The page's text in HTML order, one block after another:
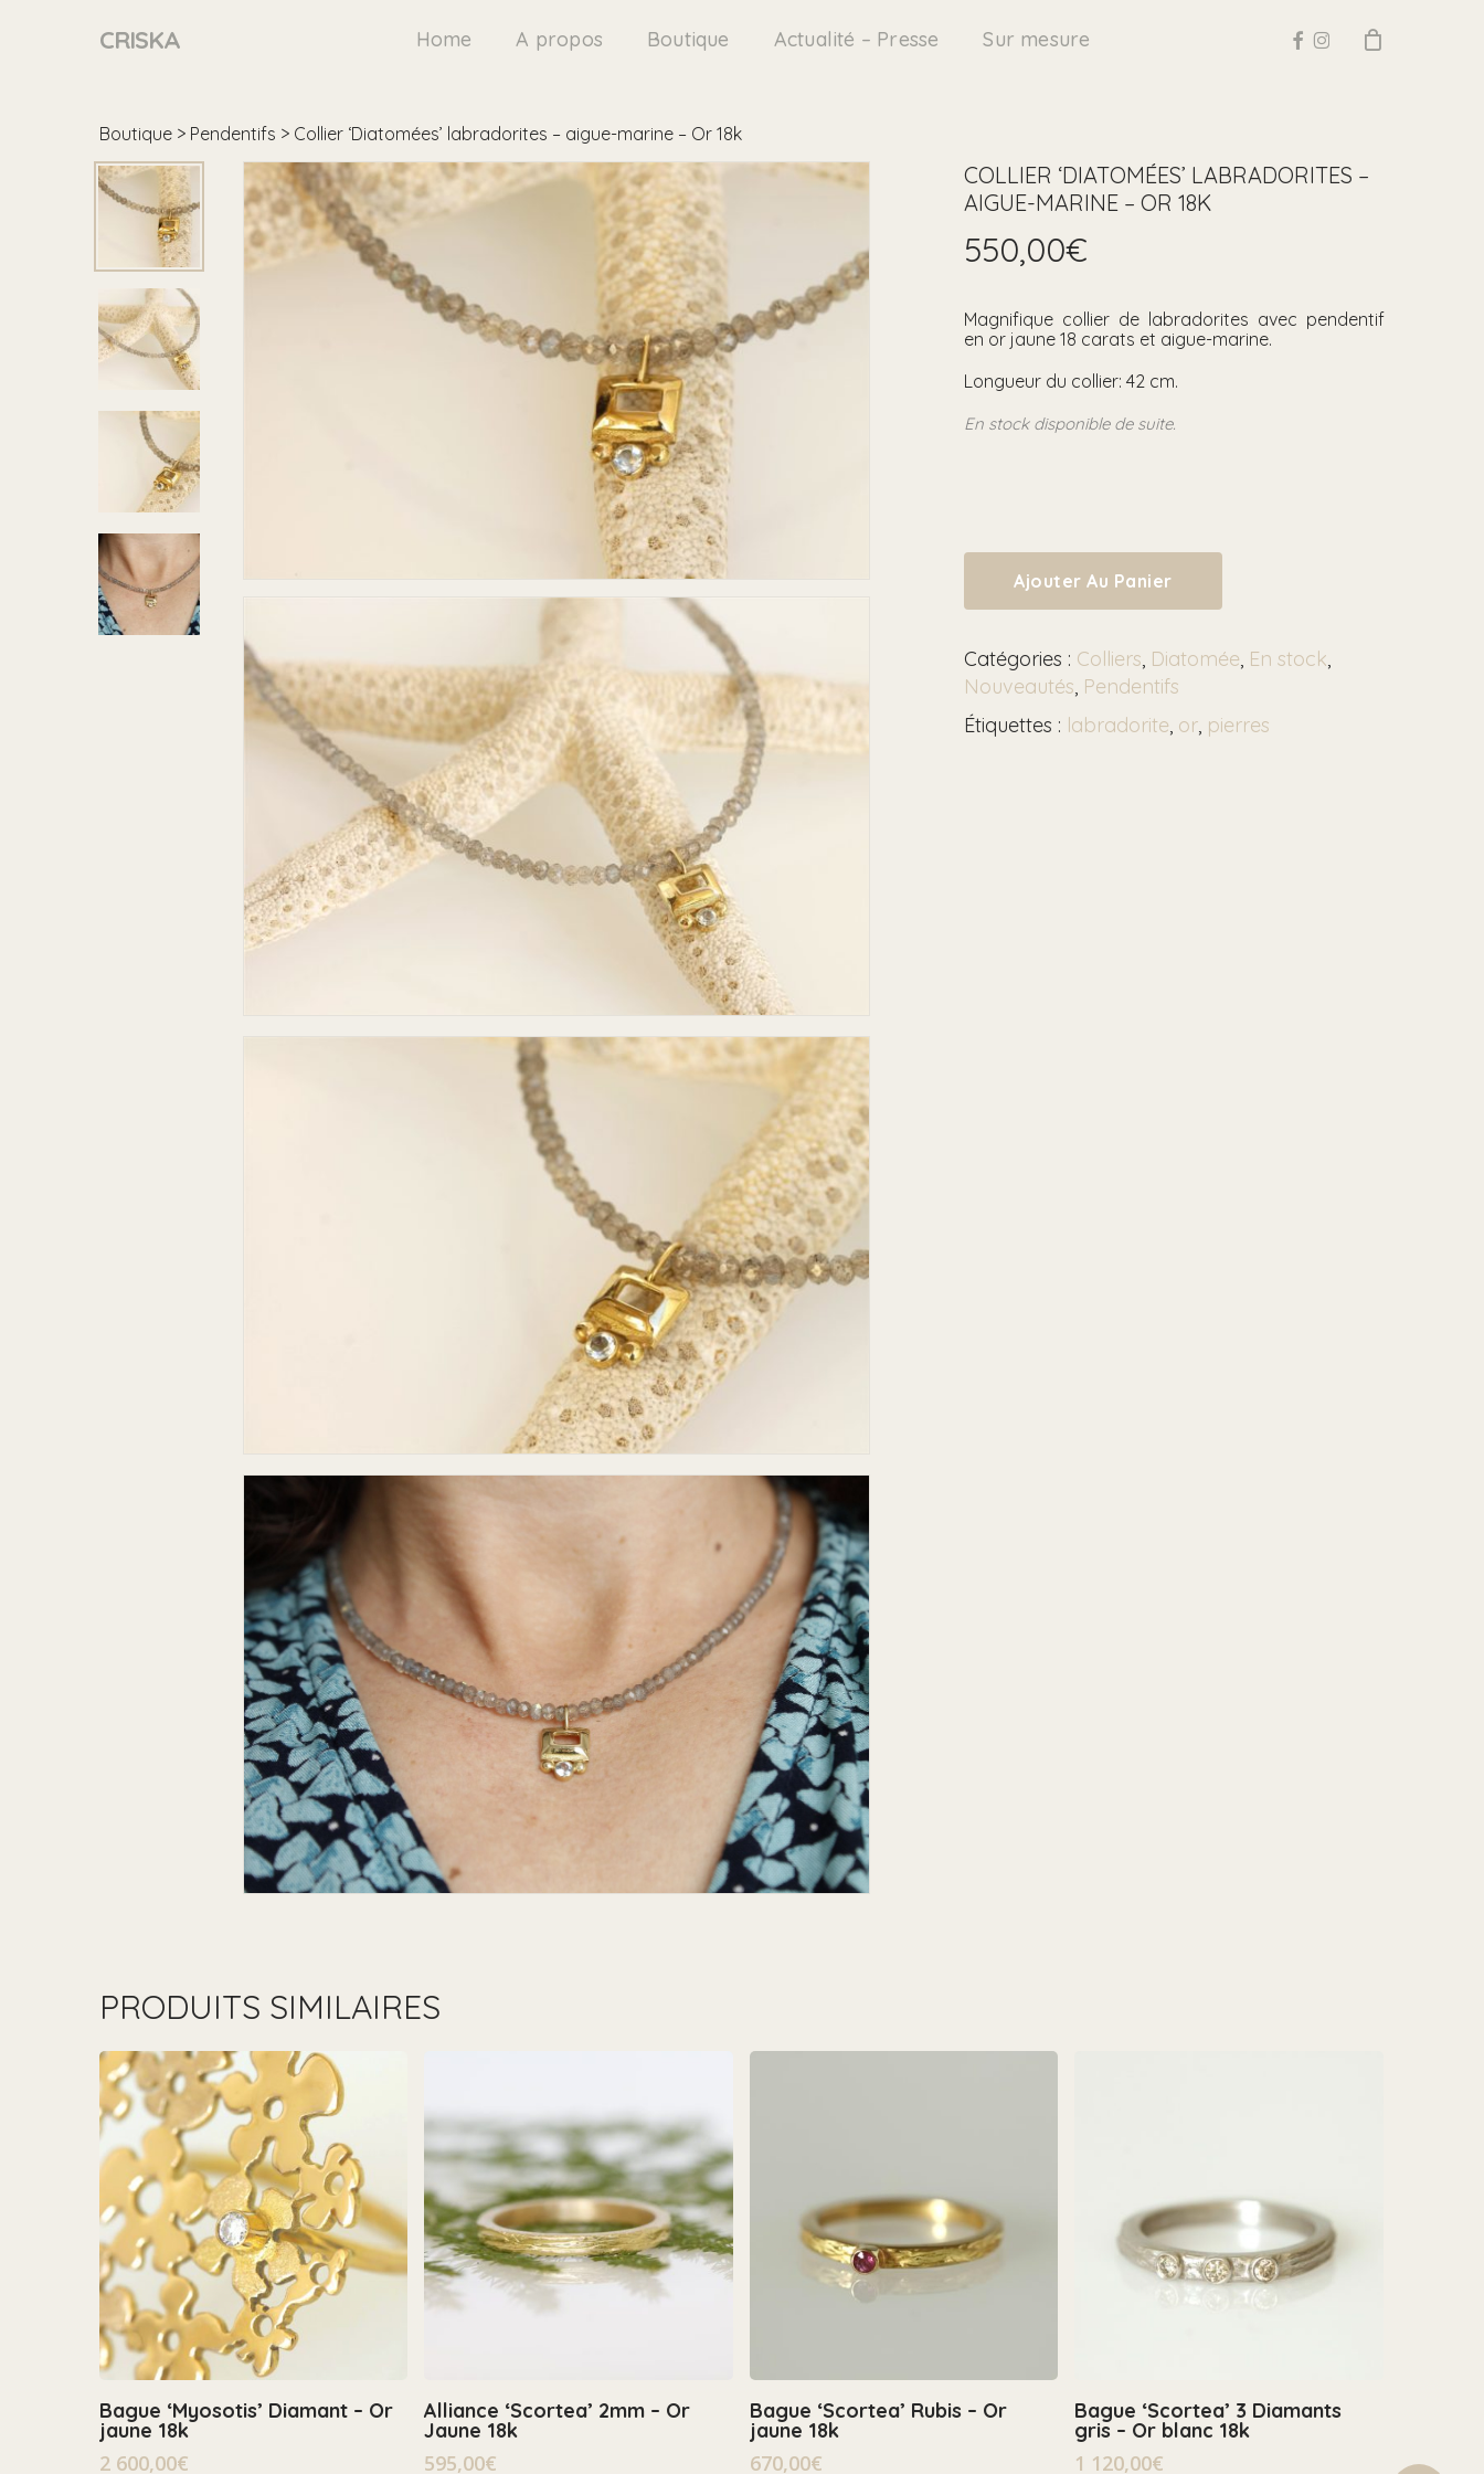
CRISKA Home A propos Boutique Actualité – Presse Sur mesure facebook
instagram
Boutique > Pendentifs > Collier ‘Diatomées’ labradorites – aigue-marine – Or 18k
COLLIER ‘DIATOMÉES’ LABRADORITES –
AIGUE-MARINE – OR 18K
550,00€
Magnifique collier de labradorites avec pendentif
en or jaune 18 carats et aigue-marine.
Longueur du collier: 42 cm.
En stock disponible de suite.
Ajouter Au Panier
Catégories : Colliers, Diatomée, En stock,
Nouveautés, Pendentifs
Étiquettes : labradorite, or, pierres
PRODUITS SIMILAIRES
Select Options
Bague ‘Myosotis’ Diamant – Or
jaune 18k
2 600,00€
Select Options
Alliance ‘Scortea’ 2mm – Or
Jaune 18k
595,00€
Select Options
Bague ‘Scortea’ Rubis – Or
jaune 18k
670,00€
Select Options
Bague ‘Scortea’ 3 Diamants
gris – Or blanc 18k
1 120,00€